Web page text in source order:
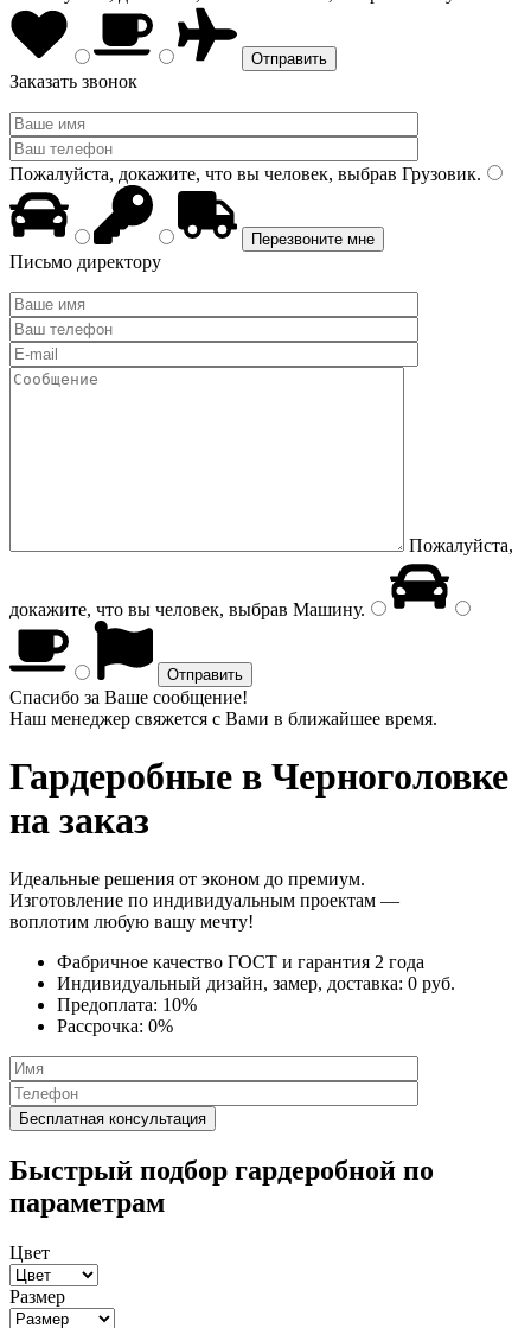
Заказать звонок
Пожалуйста, докажите, что вы человек, выбрав Грузовик.
Письмо директору
Пожалуйста,
докажите, что вы человек, выбрав Машину.
Спасибо за Ваше сообщение!
Наш менеджер свяжется с Вами в ближайшее время.
Гардеробные в Черноголовке
на заказ
Идеальные решения от эконом до премиум.
Изготовление по индивидуальным проектам —
воплотим любую вашу мечту!
Фабричное качество ГОСТ и гарантия 2 года
Индивидуальный дизайн, замер, доставка: 0 руб.
Предоплата: 10%
Рассрочка: 0%
Быстрый подбор гардеробной по
параметрам
Цвет
Размер